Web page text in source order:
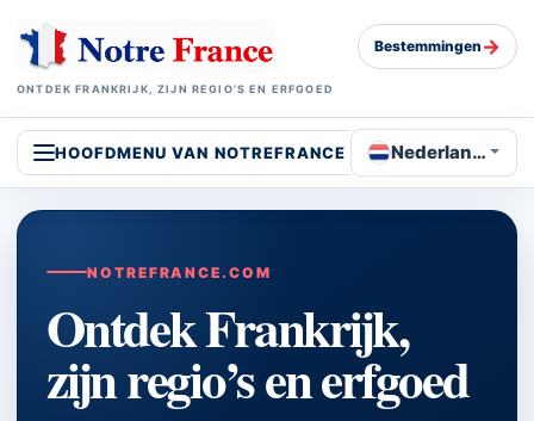
ONTDEK FRANKRIJK, ZIJN REGIO’S EN ERFGOED
Bestemmingen →
HOOFDMENU VAN NOTREFRANCE Nederlands
NOTREFRANCE.COM
Ontdek Frankrijk,
zijn regio’s en erfgoed